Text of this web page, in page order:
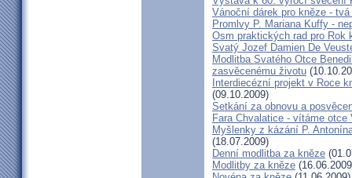
Vánoční dárek pro kněze - tvá
Promlvy P. Mariana Kuffy -
Osm praktických rad pro Rok
Svatý Jozef Damien De
Modlitba Svatého Otce
zasvěcenému životu
Interdiecézní projekt v Roce
(09.10.2009)
Setkání za obnovu a
Fara Chvalatice - vítáme otce
Myšlenky z kázání P.
(18.07.2009)
Denní modlitba za kněze
Modlitby za kněze